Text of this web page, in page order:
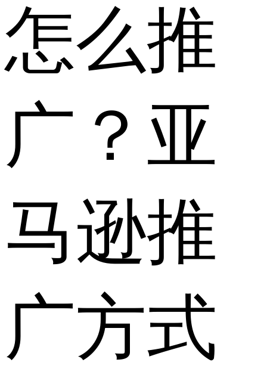
怎么推
广？亚
马逊推
广方式